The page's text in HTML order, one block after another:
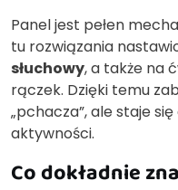
Panel jest pełen
tu rozwiązania
słuchowy, a także na
rączek. Dzięki temu
„pchacza”, ale staje
aktywności.
Co dokładnie